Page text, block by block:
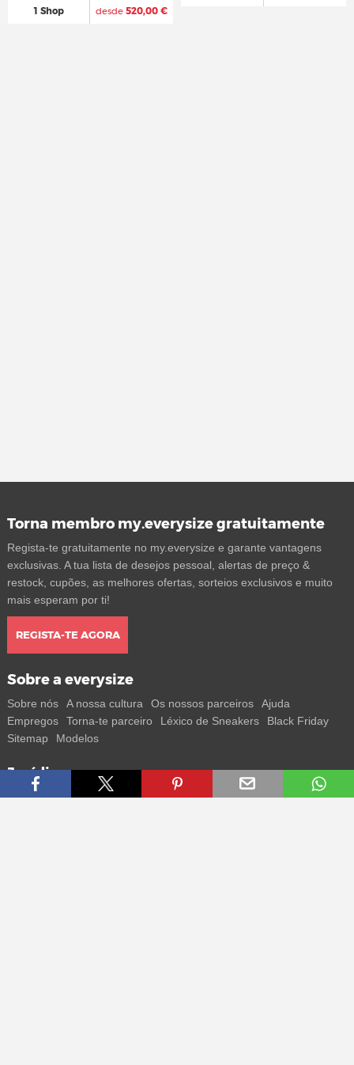
1 Shop desde520,00 €
Torna membro my.everysize gratuitamente
Regista-te gratuitamente no my.everysize e garante vantagens
exclusivas. A tua lista de desejos pessoal, alertas de preço &
restock, cupões, as melhores ofertas, sorteios exclusivos e muito
mais esperam por ti!
REGISTA-TE AGORA
Sobre a everysize
Sobre nós A nossa cultura Os nossos parceiros
Ajuda
Empregos
Torna-te parceiro Léxico de Sneakers
Black Friday
Sitemap
Modelos
Jurídico
Termos Privacidade Impressum Contacto